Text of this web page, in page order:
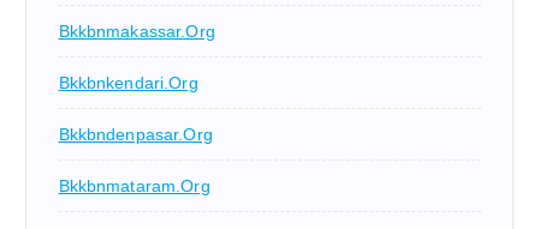
Bkkbnmakassar.org
Bkkbnkendari.org
Bkkbndenpasar.org
Bkkbnmataram.org